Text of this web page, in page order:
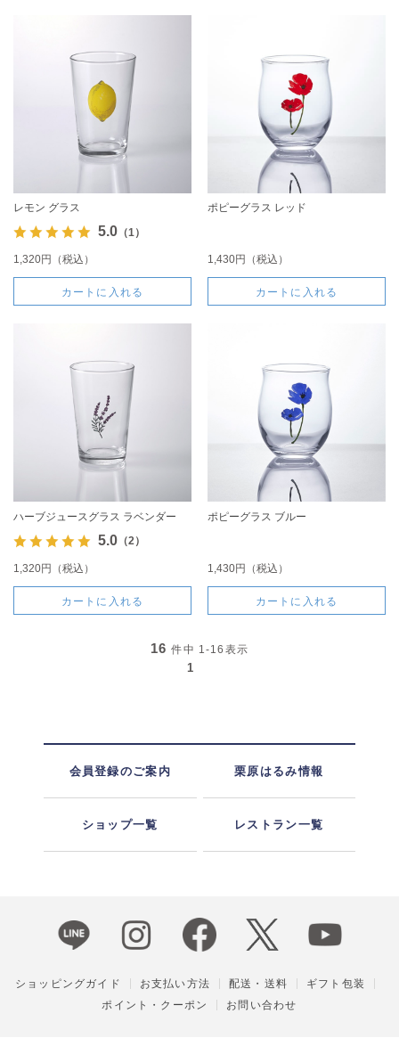
レモン グラス
5.0（1）
1,320円（税込）
カートに入れる
ポピーグラス レッド
1,430円（税込）
カートに入れる
ハーブジュースグラス ラベンダー
5.0（2）
1,320円（税込）
カートに入れる
ポピーグラス ブルー
1,430円（税込）
カートに入れる
16 件中 1-16 表示
1
会員登録のご案内 栗原はるみ情報
ショップ一覧 レストラン一覧
ショッピングガイド お支払い方法 配送・送料
ギフト包装
ポイント・クーポン
お問い合わせ